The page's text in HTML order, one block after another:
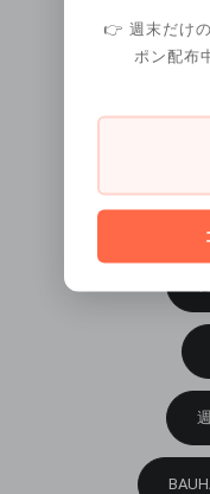
👉 週末だけ
ポン配布